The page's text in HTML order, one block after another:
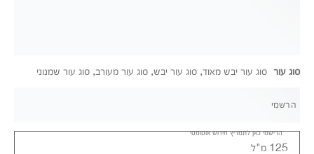
סוג עור סוג עור יבש מאוד, סוג עור יבש, סוג עור מעורב, סוג עור שמנוני
125 מ"ל
הרשמי
הרישמי כאן לתמריץ חידוש אוטומטי